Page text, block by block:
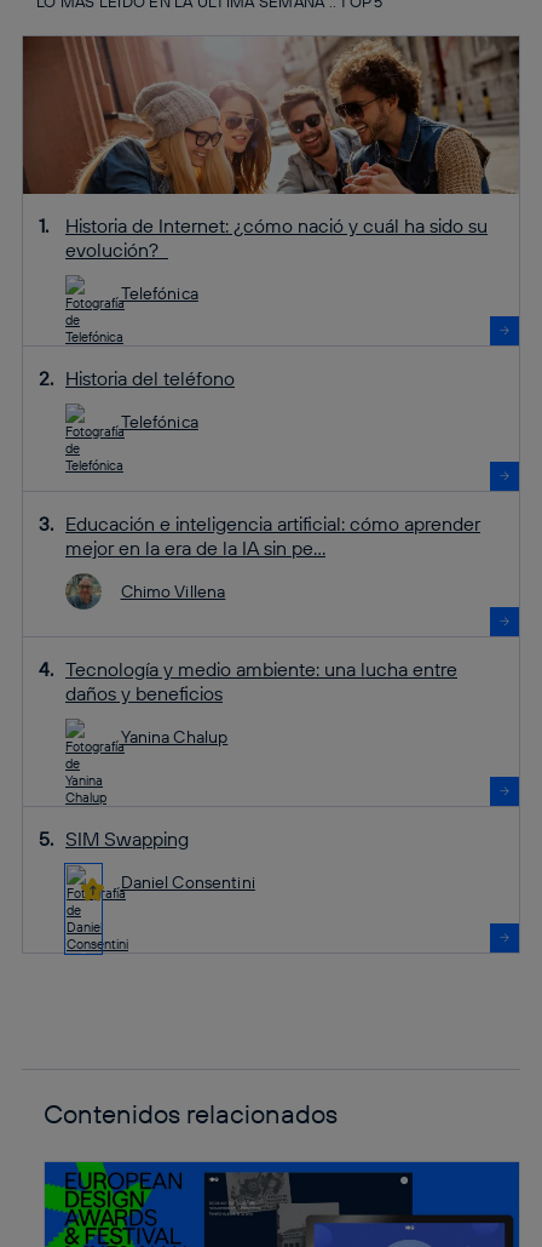
Historia de Internet: ¿cómo nació y cuál ha sido su
evolución?
Telefónica
Historia del teléfono
Telefónica
Educación e inteligencia artificial: cómo aprender
mejor en la era de la IA sin pe...
Chimo Villena
Tecnología y medio ambiente: una lucha entre
daños y beneficios
Yanina Chalup
SIM Swapping
Daniel Consentini
Contenidos relacionados